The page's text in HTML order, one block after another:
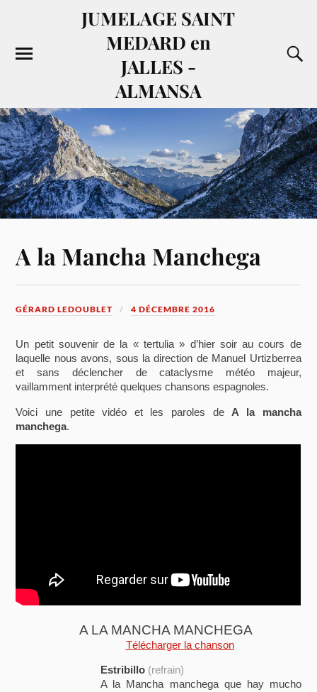
JUMELAGE SAINT
MEDARD en
JALLES -
ALMANSA
A la Mancha Manchega
GÉRARD LEDOUBLET 4 DÉCEMBRE 2016
Un petit souvenir de la « tertulia » d’hier soir au cours de
laquelle nous avons, sous la direction de Manuel Urtizberrea
et sans déclencher de cataclysme météo majeur,
vaillamment interprété quelques chansons espagnoles.
Voici une petite vidéo et les paroles de A la mancha
manchega.
A LA MANCHA MANCHEGA
Télécharger la chanson
Estribillo (refrain)
A la Mancha manchega que hay mucho